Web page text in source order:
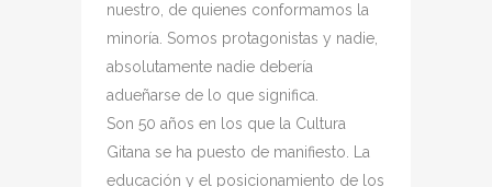
nuestro, de quienes conformamos la
minoría. Somos protagonistas y nadie,
absolutamente nadie debería
adueñarse de lo que significa.
Son 50 años en los que la Cultura
Gitana se ha puesto de manifiesto. La
educación y el posicionamiento de los